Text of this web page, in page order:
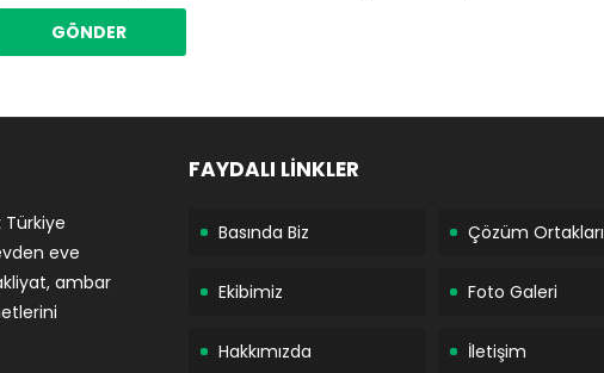
Türkiye
eve
ambar
FAYDALI LİNKLER
Basında Biz Çözüm Ortakları
Ekibimiz Foto Galeri
Hakkımızda İletişim